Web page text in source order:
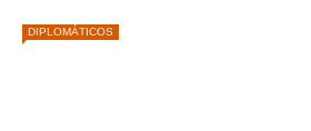
DIPLOMÁTICOS